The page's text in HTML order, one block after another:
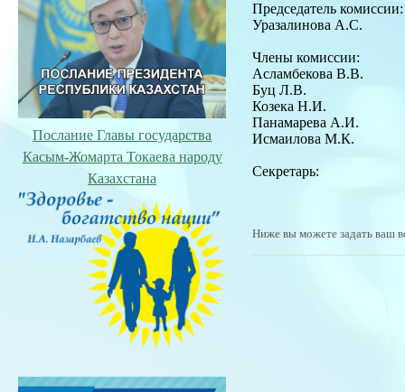
Послание Главы государства
Касым-Жомарта Токаева народу
Казахстана
Председатель комиссии:
Уразалинова А.С.
Члены
Асламбекова В.В.
Буц Л.В.
Козека Н.И.
Панамарева А.И.
Исмаилова М.К.
Секретарь:
Ниже вы можете задать ваш